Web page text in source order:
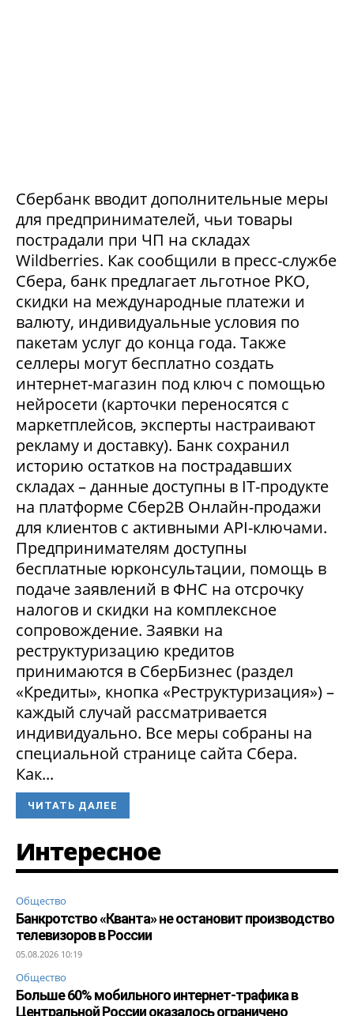
Сбербанк вводит дополнительные меры
для предпринимателей, чьи товары
пострадали при ЧП на складах
Wildberries. Как сообщили в пресс-службе
Сбера, банк предлагает льготное РКО,
скидки на международные платежи и
валюту, индивидуальные условия по
пакетам услуг до конца года. Также
селлеры могут бесплатно создать
интернет-магазин под ключ с помощью
нейросети (карточки переносятся с
маркетплейсов, эксперты настраивают
рекламу и доставку). Банк сохранил
историю остатков на пострадавших
складах – данные доступны в IT-продукте
на платформе Сбер2В Онлайн-продажи
для клиентов с активными API-ключами.
Предпринимателям доступны
бесплатные юрконсультации, помощь в
подаче заявлений в ФНС на отсрочку
налогов и скидки на комплексное
сопровождение. Заявки на
реструктуризацию кредитов
принимаются в СберБизнес (раздел
«Кредиты», кнопка «Реструктуризация») –
каждый случай рассматривается
индивидуально. Все меры собраны на
специальной странице сайта Сбера.
Как...
ЧИТАТЬ ДАЛЕЕ
Интересное
Общество
Банкротство «Кванта» не остановит производство
телевизоров в России
05.08.2026 10:19
Общество
Больше 60% мобильного интернет-трафика в
Центральной России оказалось ограничено